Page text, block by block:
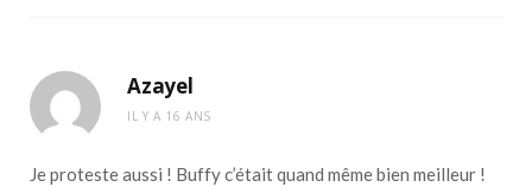
Azayel
IL Y A 16 ANS
Je proteste aussi ! Buffy c’était quand même bien meilleur !